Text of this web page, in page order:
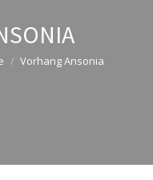
Vorhang Ansonia